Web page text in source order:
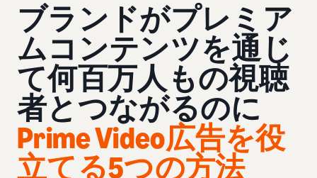
ブランドがプレミア
ムコンテンツを通じ
て何百万人もの視聴
者とつながるのに
Prime Video広告を役
立てる5つの方法